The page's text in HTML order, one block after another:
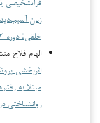
زنان
خلقی: دوره ۲ شماره ۴ (۱۴۰۲): پیاپی ۸
الهام فلاح
اثربخشی
مبتلا به
روانشناختی در